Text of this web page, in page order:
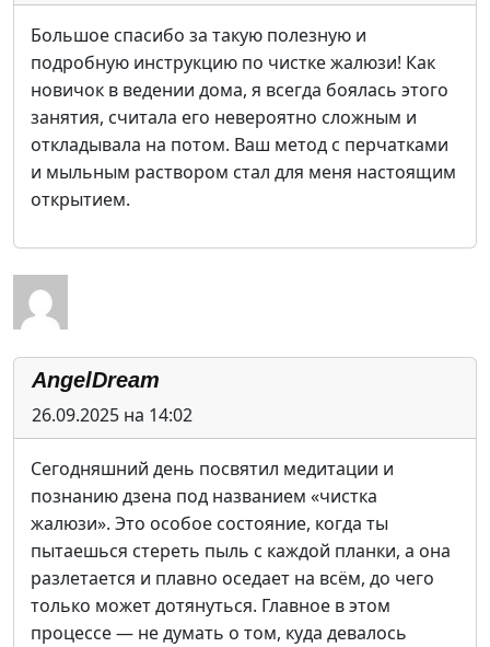
Большое спасибо за такую полезную и
подробную инструкцию по чистке жалюзи! Как
новичок в ведении дома, я всегда боялась этого
занятия, считала его невероятно сложным и
откладывала на потом. Ваш метод с перчатками
и мыльным раствором стал для меня настоящим
открытием.
AngelDream
26.09.2025 на 14:02
Сегодняшний день посвятил медитации и
познанию дзена под названием «чистка
жалюзи». Это особое состояние, когда ты
пытаешься стереть пыль с каждой планки, а она
разлетается и плавно оседает на всём, до чего
только может дотянуться. Главное в этом
процессе — не думать о том, куда девалось